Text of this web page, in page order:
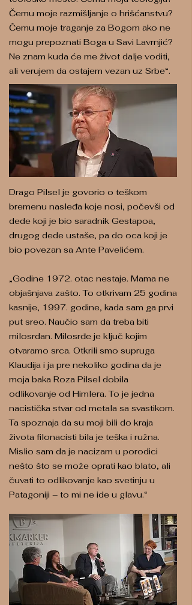
Čemu moje razmišljanje o hrišćanstvu?
Čemu moje traganje za Bogom ako ne
mogu prepoznati Boga u Savi Lavrnjić?
Ne znam kuda će me život dalje voditi,
ali verujem da ostajem vezan uz Srbe“.
Drago Pilsel je govorio o teškom
bremenu nasleđa koje nosi, počevši od
dede koji je bio saradnik Gestapoa,
drugog dede ustaše, pa do oca koji je
bio povezan sa Ante Pavelićem.
„Godine 1972. otac nestaje. Mama ne
objašnjava zašto. To otkrivam 25 godina
kasnije, 1997. godine, kada sam ga prvi
put sreo. Naučio sam da treba biti
milosrdan. Milosrđe je ključ kojim
otvaramo srca. Otkrili smo supruga
Klaudija i ja pre nekoliko godina da je
moja baka Roza Pilsel dobila
odlikovanje od Himlera. To je jedna
nacistička stvar od metala sa svastikom.
Ta spoznaja da su moji bili do kraja
života filonacisti bila je teška i ružna.
Mislio sam da je nacizam u porodici
nešto što se može oprati kao blato, ali
čuvati to odlikovanje kao svetinju u
Patagoniji – to mi ne ide u glavu.“